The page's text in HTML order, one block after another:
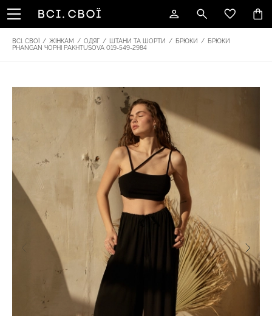
ВСІ. СВОЇ / ЖІНКАМ / ОДЯГ / ШТАНИ ТА ШОРТИ / БРЮКИ / БРЮКИ
PHANGAN ЧОРНІ PAKHTUSOVA 019-549-2984